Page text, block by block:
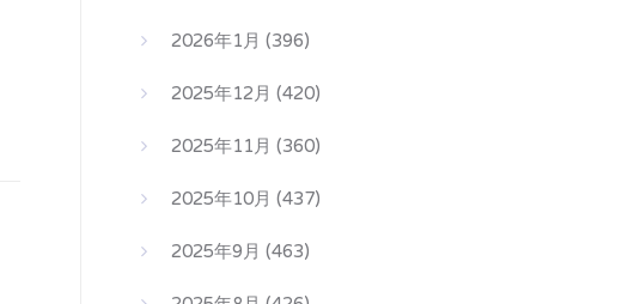
2026年1月 (396)
2025年12月 (420)
2025年11月 (360)
2025年10月 (437)
2025年9月 (463)